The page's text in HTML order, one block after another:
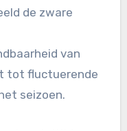
en het